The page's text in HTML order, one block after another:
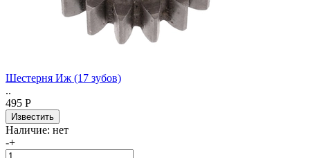
Шестерня Иж (17 зубов)
..
495 Р
Наличие: нет
-+